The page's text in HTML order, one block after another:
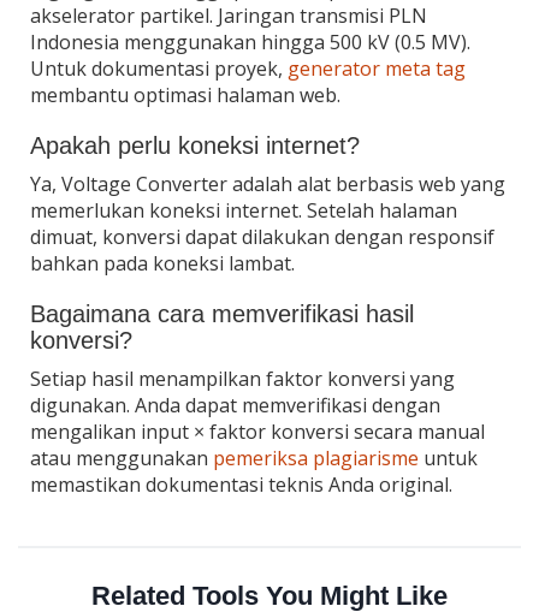
akselerator partikel. Jaringan transmisi PLN
Indonesia menggunakan hingga 500 kV (0.5 MV).
Untuk dokumentasi proyek, generator meta tag
membantu optimasi halaman web.
Apakah perlu koneksi internet?
Ya, Voltage Converter adalah alat berbasis web yang
memerlukan koneksi internet. Setelah halaman
dimuat, konversi dapat dilakukan dengan responsif
bahkan pada koneksi lambat.
Bagaimana cara memverifikasi hasil
konversi?
Setiap hasil menampilkan faktor konversi yang
digunakan. Anda dapat memverifikasi dengan
mengalikan input × faktor konversi secara manual
atau menggunakan pemeriksa plagiarisme untuk
memastikan dokumentasi teknis Anda original.
Related Tools You Might Like